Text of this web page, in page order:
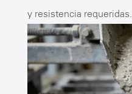
y resistencia requeridas.